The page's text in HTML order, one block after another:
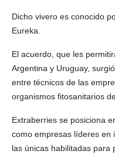
Dicho vivero es conocido
Eureka.
El acuerdo, que les
Argentina y Uruguay,
entre técnicos de las
organismos fitosanitarios
Extraberries se posiciona
como empresas líderes en
las únicas habilitadas para